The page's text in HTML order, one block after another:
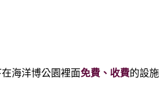
海洋博公園裡面免費、收費的設施